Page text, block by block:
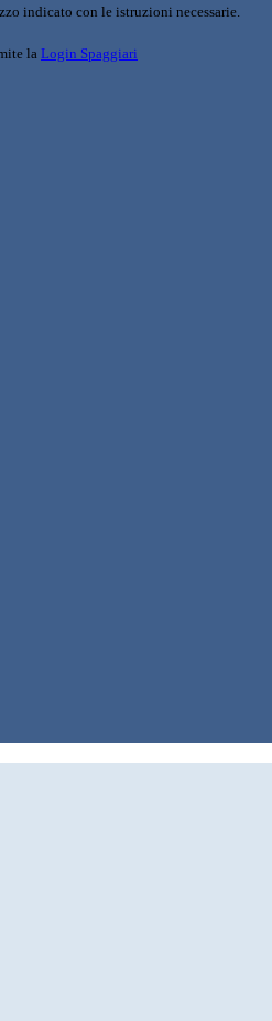
indicato con le istruzioni necessarie.
la Login Spaggiari